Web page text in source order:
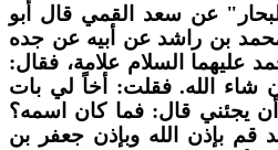
عن سعد القمي قال أبو
بن راشد عن أبيه عن جده
السلام علامة، فقال:
الله. فقلت: أخاً لي بات
يجئني قال: فما كان اسمه؟
بإذن الله وبإذن جعفر بن